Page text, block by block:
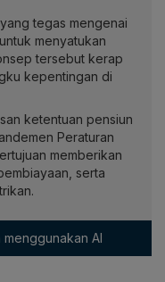
tegas mengenai
menyatukan
tersebut kerap
kepentingan di
ketentuan pensiun
Peraturan
memberikan
serta
AI